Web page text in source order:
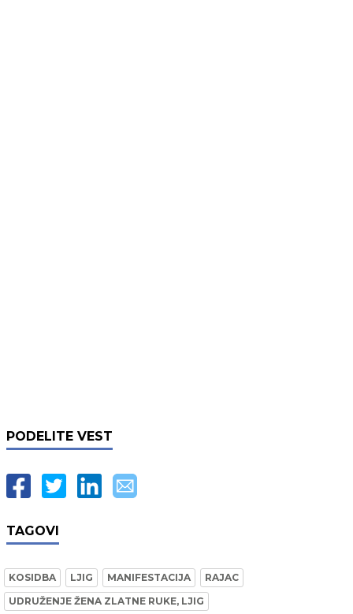
PODELITE VEST
TAGOVI
KOSIDBA LJIG MANIFESTACIJA
RAJAC
UDRUŽENJE ŽENA ZLATNE RUKE, LJIG